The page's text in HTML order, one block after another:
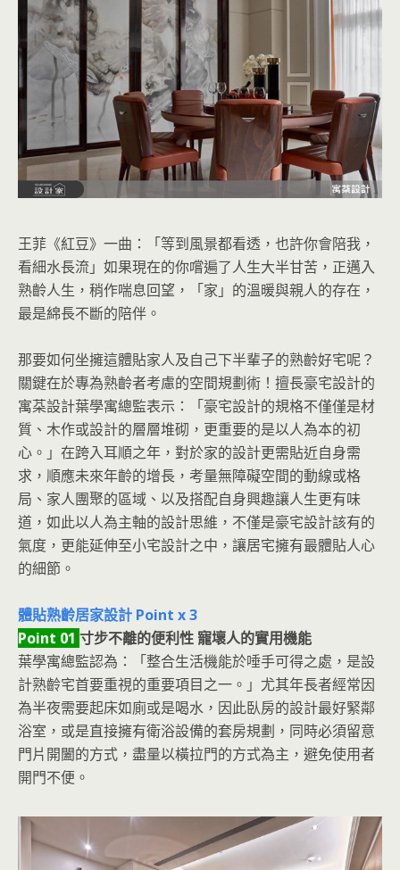
王菲《紅豆》一曲：「等到風景都看透，也許你會陪我，
看細水長流」如果現在的你嚐遍了人生大半甘苦，正邁入
熟齡人生，稍作喘息回望，「家」的溫暖與親人的存在，
最是綿長不斷的陪伴。
那要如何坐擁這體貼家人及自己下半輩子的熟齡好宅呢？
關鍵在於專為熟齡者考慮的空間規劃術！擅長豪宅設計的
寓䒳設計葉學寓總監表示：「豪宅設計的規格不僅僅是材
質、木作或設計的層層堆砌，更重要的是以人為本的初
心。」在跨入耳順之年，對於家的設計更需貼近自身需
求，順應未來年齡的增長，考量無障礙空間的動線或格
局、家人團聚的區域、以及搭配自身興趣讓人生更有味
道，如此以人為主軸的設計思維，不僅是豪宅設計該有的
氣度，更能延伸至小宅設計之中，讓居宅擁有最體貼人心
的細節。
體貼熟齡居家設計 Point x 3
Point 01 寸步不離的便利性 寵壞人的實用機能
葉學寓總監認為：「整合生活機能於唾手可得之處，是設
計熟齡宅首要重視的重要項目之一。」尤其年長者經常因
為半夜需要起床如廁或是喝水，因此臥房的設計最好緊鄰
浴室，或是直接擁有衛浴設備的套房規劃，同時必須留意
門片開闔的方式，盡量以橫拉門的方式為主，避免使用者
開門不便。